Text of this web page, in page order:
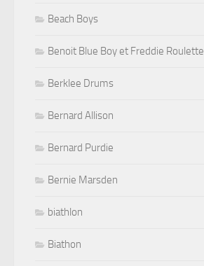
Beach Boys
Benoit Blue Boy et Freddie Roulette
Berklee Drums
Bernard Allison
Bernard Purdie
Bernie Marsden
biathlon
Biathon